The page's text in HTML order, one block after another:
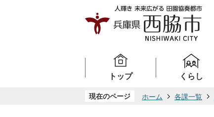
トップ くらし
現在のページ ホーム 各課一覧